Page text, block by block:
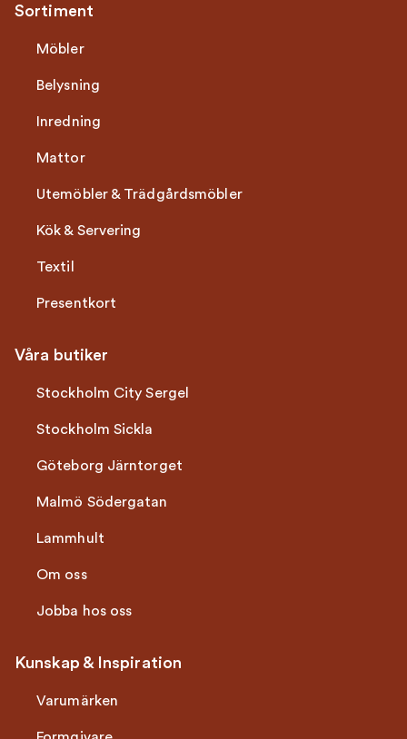
Sortiment
Möbler
Belysning
Inredning
Mattor
Utemöbler & Trädgårdsmöbler
Kök & Servering
Textil
Presentkort
Våra butiker
Stockholm City Sergel
Stockholm Sickla
Göteborg Järntorget
Malmö Södergatan
Lammhult
Om oss
Jobba hos oss
Kunskap & Inspiration
Varumärken